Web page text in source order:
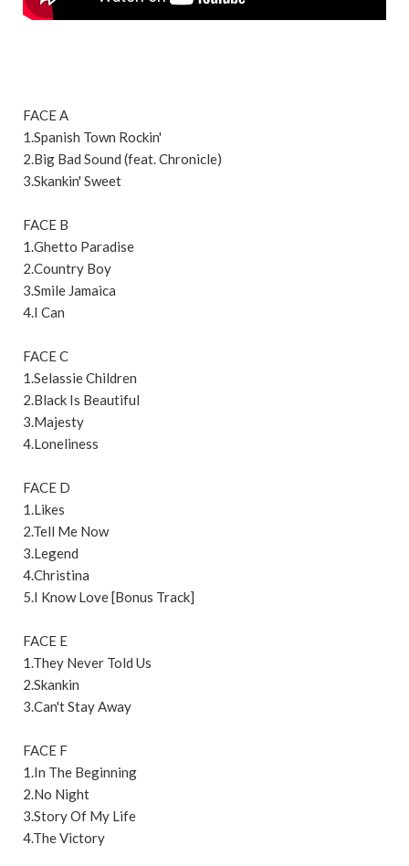
FACE A
1.Spanish Town Rockin'
2.Big Bad Sound (feat. Chronicle)
3.Skankin' Sweet
FACE B
1.Ghetto Paradise
2.Country Boy
3.Smile Jamaica
4.I Can
FACE C
1.Selassie Children
2.Black Is Beautiful
3.Majesty
4.Loneliness
FACE D
1.Likes
2.Tell Me Now
3.Legend
4.Christina
5.I Know Love [Bonus Track]
FACE E
1.They Never Told Us
2.Skankin
3.Can't Stay Away
FACE F
1.In The Beginning
2.No Night
3.Story Of My Life
4.The Victory